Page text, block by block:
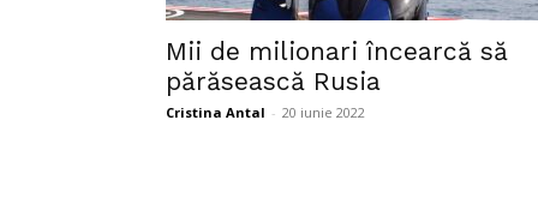
Mii de milionari încearcă să
părăsească Rusia
Cristina Antal - 20 iunie 2022